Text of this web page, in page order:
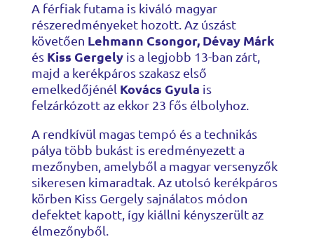
A férfiak futama is kiváló magyar
részeredményeket hozott. Az úszást
követően Lehmann Csongor, Dévay Márk
és Kiss Gergelyis a legjobb 13-ban zárt,
majd a kerékpáros szakasz első
emelkedőjénél Kovács Gyula is
felzárkózott az ekkor 23 fős élbolyhoz.
A rendkívül magas tempó és a technikás
pálya több bukást is eredményezett a
mezőnyben, amelyből a magyar versenyzők
sikeresen kimaradtak. Az utolsó kerékpáros
körben Kiss Gergely sajnálatos módon
defektet kapott, így kiállni kényszerült az
élmezőnyből.